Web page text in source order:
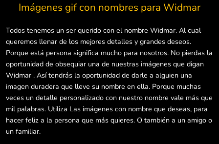
Imágenes gif con nombres para Widmar
Todos tenemos un ser querido con el nombre Widmar. Al cual
queremos llenar de los mejores detalles y grandes deseos.
Porque está persona significa mucho para nosotros. No pierdas la
oportunidad de obsequiar una de nuestras imágenes que digan
Widmar . Así tendrás la oportunidad de darle a alguien una
imagen duradera que lleve su nombre en ella. Porque muchas
veces un detalle personalizado con nuestro nombre vale más que
mil palabras. Utiliza Las imágenes con nombre que deseas, para
hacer feliz a la persona que más quieres. O también a un amigo o
un familiar.